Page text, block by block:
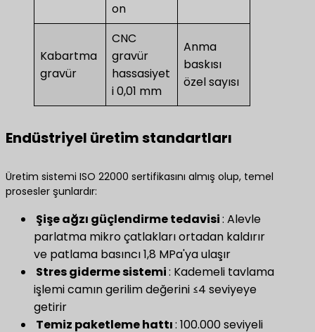
on
Kabartma
gravür
CNC
gravür
hassasiyet
i 0,01 mm
Anma
baskısı
özel sayısı
Endüstriyel üretim standartları
Üretim sistemi ISO 22000 sertifikasını almış olup, temel
prosesler şunlardır:
​ Şişe ağzı güçlendirme tedavisi ​​: Alevle
parlatma mikro çatlakları ortadan kaldırır
ve patlama basıncı 1,8 MPa'ya ulaşır
​ Stres giderme sistemi ​​: Kademeli tavlama
işlemi camın gerilim değerini ≤4 seviyeye
getirir
​ Temiz paketleme hattı ​​: 100.000 seviyeli